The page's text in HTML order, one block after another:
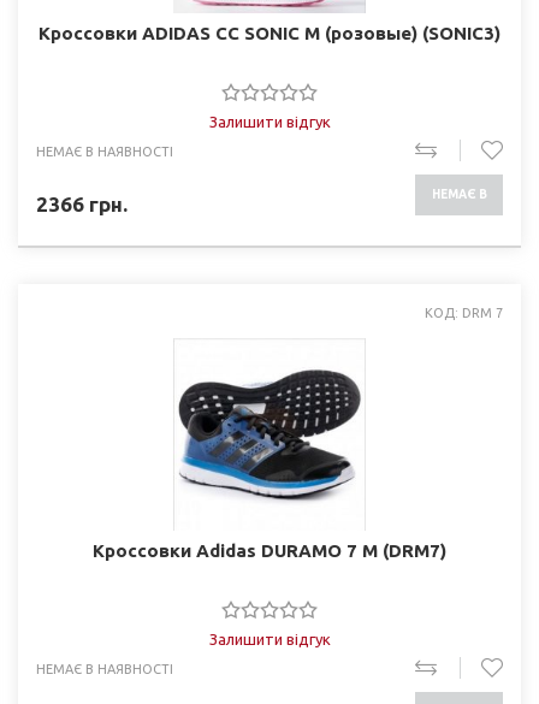
Кроссовки ADIDAS CC SONIC M (розовые) (SONIC3)
Залишити відгук
НЕМАЄ В НАЯВНОСТІ
2366 грн. НЕМАЄ В
КОД: DRM 7
Кроссовки Adidas DURAMO 7 M (DRM7)
Залишити відгук
НЕМАЄ В НАЯВНОСТІ